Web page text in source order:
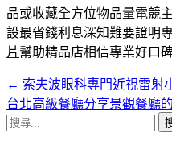
品或收藏全方位物品量電競
設最省錢利息深知難要證明
片 幫助精品店相信專業好口
文
章
← 索夫波眼科專門近視雷射
台北高級餐廳分享景觀餐廳
搜